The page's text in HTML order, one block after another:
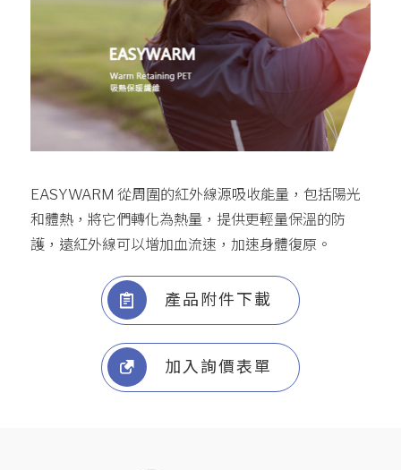
EASYWARM 從周圍的紅外線源吸收能量，包括陽光
和體熱，將它們轉化為熱量，提供更輕量保溫的防
護，遠紅外線可以增加血流速，加速身體復原。
產品附件下載
加入詢價表單